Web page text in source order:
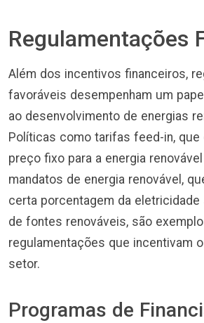
Regulamentações
Além dos incentivos financeiros,
favoráveis desempenham um
ao desenvolvimento de energias
Políticas como tarifas feed-in, que
preço fixo para a energia
mandatos de energia renovável,
certa porcentagem da eletricidade
de fontes renováveis, são
regulamentações que incentivam
setor.
Programas de